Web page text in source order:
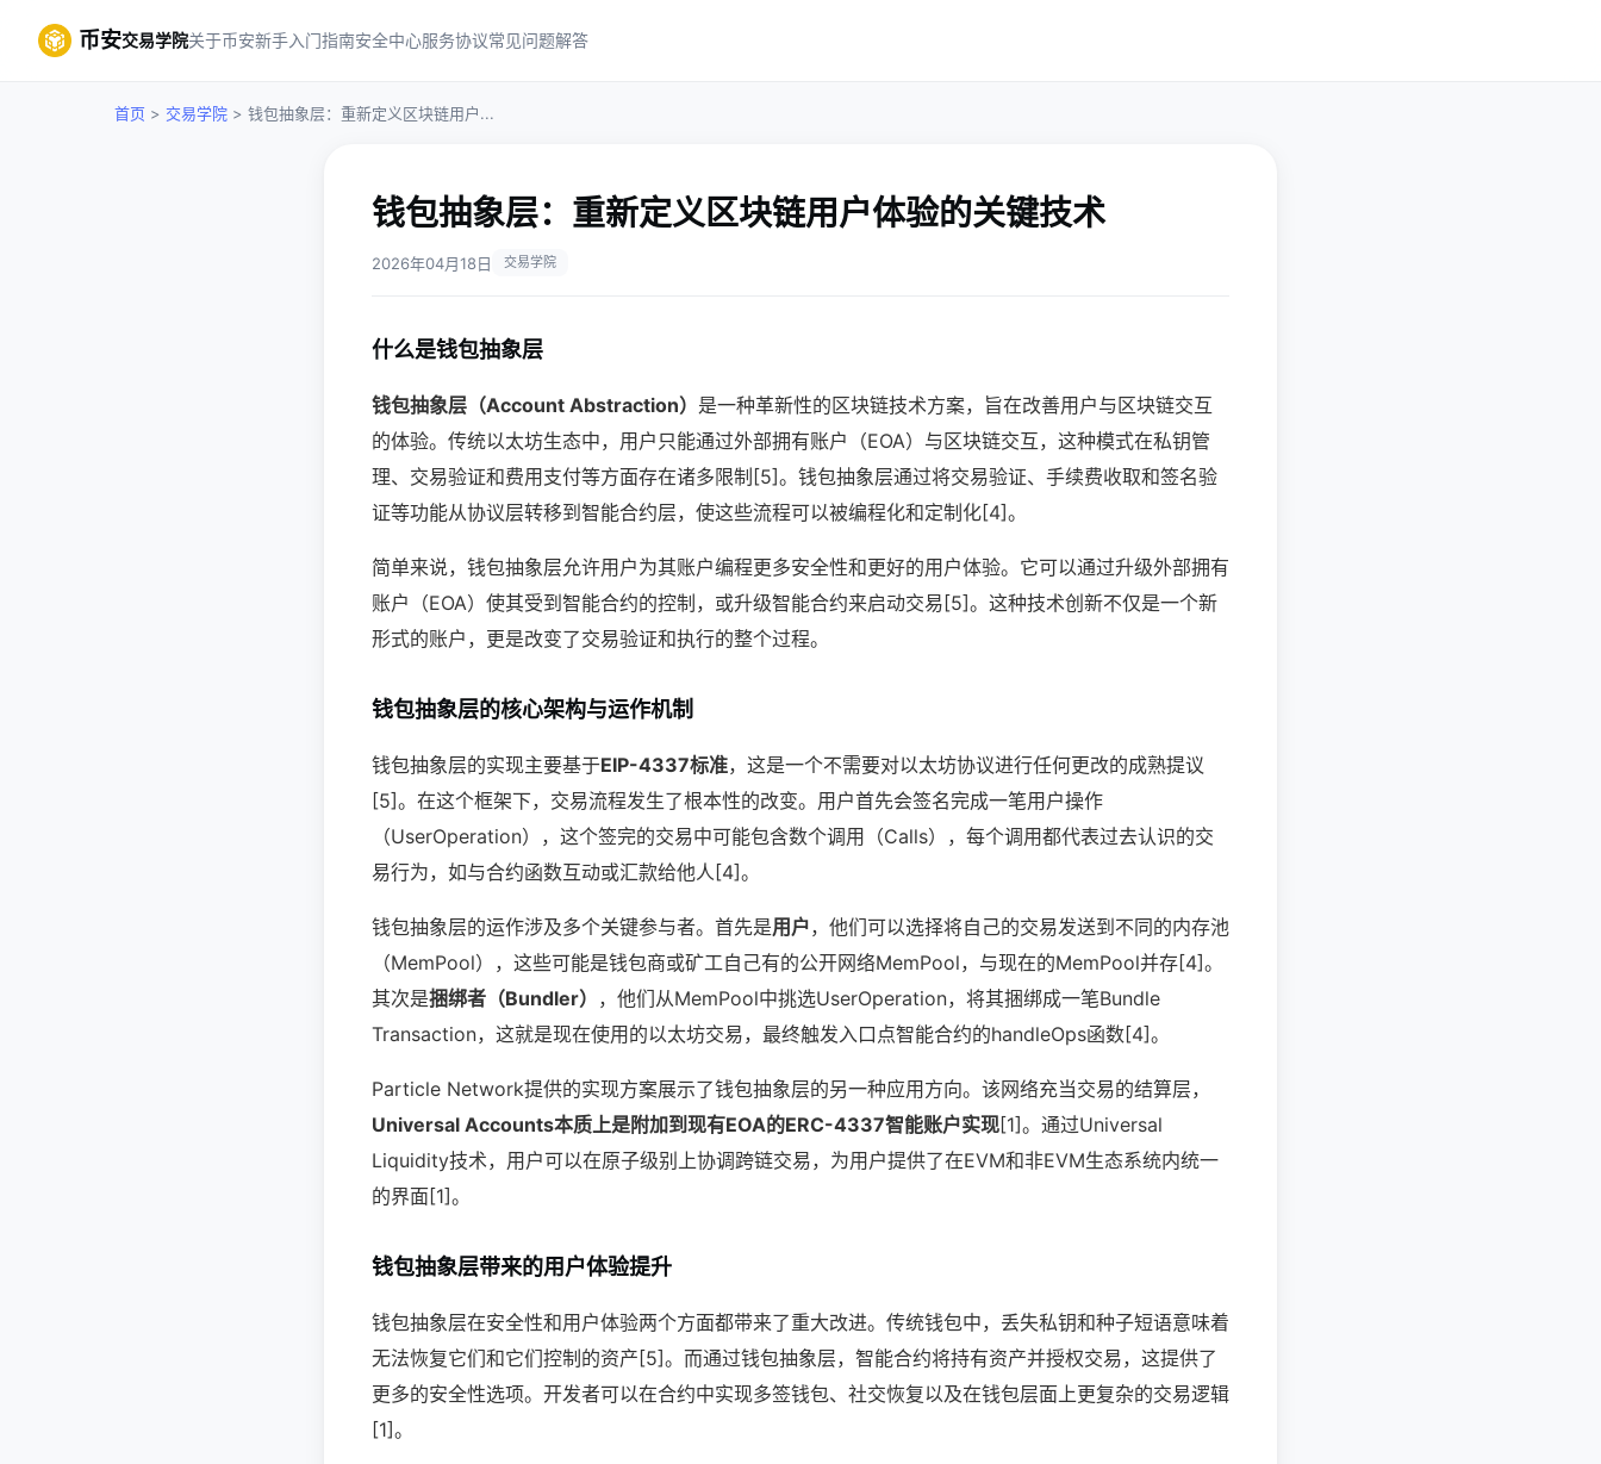
币安交易学院关于币安新手入门指南安全中心服务协议常见问题解答
首页 > 交易学院 > 钱包抽象层：重新定义区块链用户...
钱包抽象层：重新定义区块链用户体验的关键技术
2026年04月18日 交易学院
什么是钱包抽象层
钱包抽象层（Account Abstraction） 是一种革新性的区块链技术方案，旨在改善用户与区块链交互
的体验。传统以太坊生态中，用户只能通过外部拥有账户（EOA）与区块链交互，这种模式在私钥管
理、交易验证和费用支付等方面存在诸多限制[5]。钱包抽象层通过将交易验证、手续费收取和签名验
证等功能从协议层转移到智能合约层，使这些流程可以被编程化和定制化[4]。
简单来说，钱包抽象层允许用户为其账户编程更多安全性和更好的用户体验。它可以通过升级外部拥有
账户（EOA）使其受到智能合约的控制，或升级智能合约来启动交易[5]。这种技术创新不仅是一个新
形式的账户，更是改变了交易验证和执行的整个过程。
钱包抽象层的核心架构与运作机制
钱包抽象层的实现主要基于EIP-4337标准，这是一个不需要对以太坊协议进行任何更改的成熟提议
[5]。在这个框架下，交易流程发生了根本性的改变。用户首先会签名完成一笔用户操作
（UserOperation），这个签完的交易中可能包含数个调用（Calls），每个调用都代表过去认识的交
易行为，如与合约函数互动或汇款给他人[4]。
钱包抽象层的运作涉及多个关键参与者。首先是用户，他们可以选择将自己的交易发送到不同的内存池
（MemPool），这些可能是钱包商或矿工自己有的公开网络MemPool，与现在的MemPool并存[4]。
其次是捆绑者（Bundler） ，他们从MemPool中挑选UserOperation，将其捆绑成一笔Bundle
Transaction，这就是现在使用的以太坊交易，最终触发入口点智能合约的handleOps函数[4]。
Particle Network提供的实现方案展示了钱包抽象层的另一种应用方向。该网络充当交易的结算层，
Universal Accounts本质上是附加到现有EOA的ERC-4337智能账户实现[1]。通过Universal
Liquidity技术，用户可以在原子级别上协调跨链交易，为用户提供了在EVM和非EVM生态系统内统一
的界面[1]。
钱包抽象层带来的用户体验提升
钱包抽象层在安全性和用户体验两个方面都带来了重大改进。传统钱包中，丢失私钥和种子短语意味着
无法恢复它们和它们控制的资产[5]。而通过钱包抽象层，智能合约将持有资产并授权交易，这提供了
更多的安全性选项。开发者可以在合约中实现多签钱包、社交恢复以及在钱包层面上更复杂的交易逻辑
[1]。